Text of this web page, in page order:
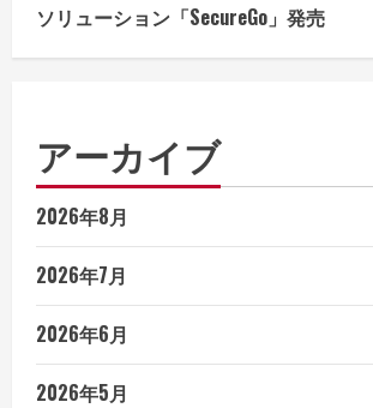
ソリューション「SecureGo」発売
アーカイブ
2026年8月
2026年7月
2026年6月
2026年5月